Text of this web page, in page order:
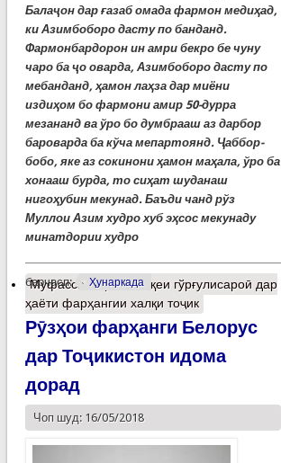
Балаҷон дар ғазаб омада фармон медиҳад,
ки Азимбоборо дасту по банданд.
Фармонбардорон ин амри бекро бе чуну
чаро ба ҷо оварда, Азимбоборо дасту по
мебанданд, ҳамон лаҳза дар миёни
издиҳом бо фармони амир 50-дурра
мезананд ва ўро бо думбрааш аз дарбор
бароварда ба кўча мепартоянд. Ҷаббор-
бобо, яке аз сокинони ҳамон маҳала, ўро ба
хонааш бурда, то сиҳат шуданаш
нигоҳубин мекунад. Баъди чанд рўз
Муллои Азим худро хуб эҳсос мекунаду
минатдории худро
барчасп: Ҳунаркада
Муфассалтаро Мавқеи гўрғулисароӣ дар
ҳаёти фарҳангии халқи тоҷик
Рӯзҳои фарҳанги Белорус
дар Тоҷикистон идома
дорад
Чоп шуд: 16/05/2018